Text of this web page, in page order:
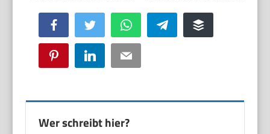
Facebook Twitter WhatsApp Telegram Buffer
Pinterest LinkedIn Email
Wer schreibt hier?